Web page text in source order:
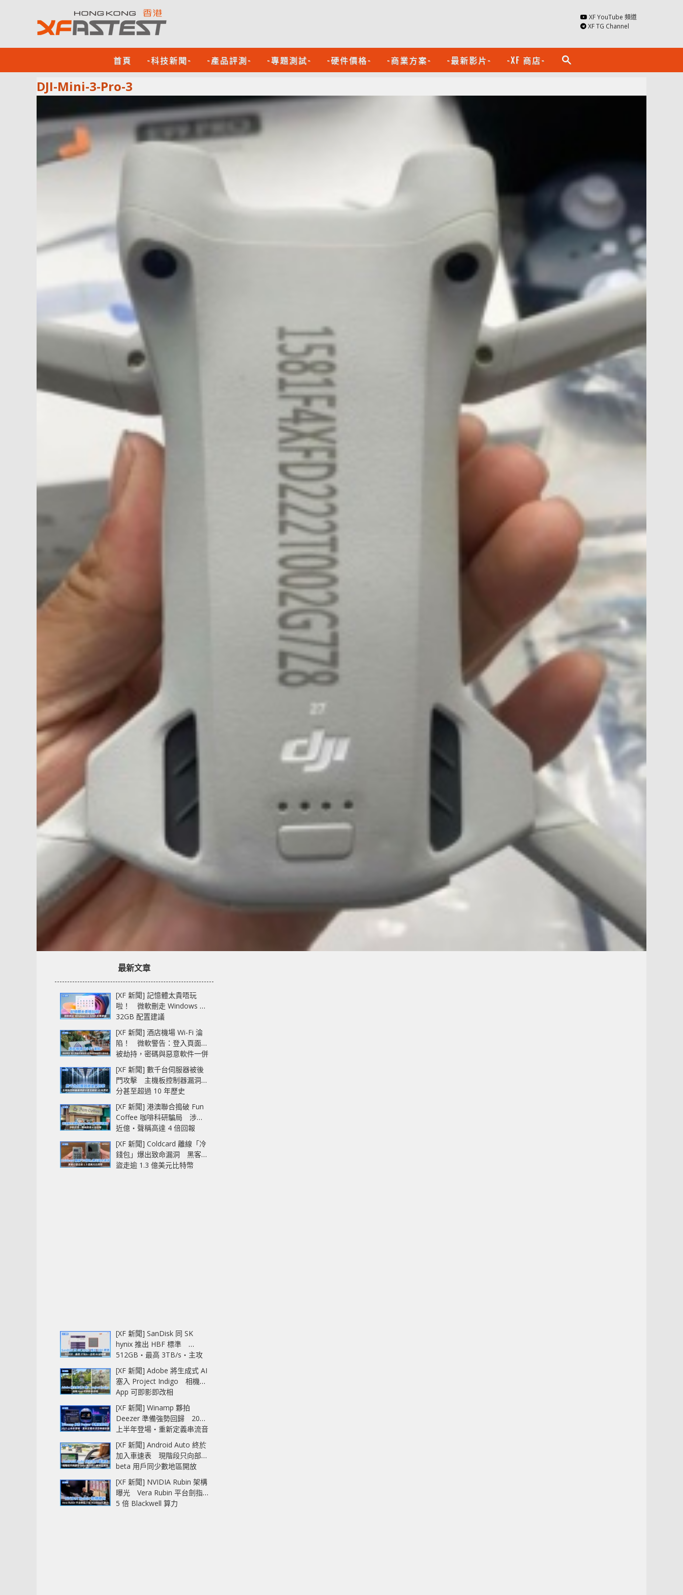
XF YouTube 頻道
XF TG Channel
首頁 -科技新聞- -產品評測- -專題測試- -硬件價格- -商業方案- -最新影片- -XF 商店- search
DJI-Mini-3-Pro-3
最新文章
[XF 新聞] 記憶體太貴唔玩
啦！ 微軟刪走 Windows 11
32GB 配置建議
[XF 新聞] 酒店機場 Wi-Fi 淪
陷！ 微軟警告：登入頁面可
被劫持，密碼與惡意軟件一併
中招
[XF 新聞] 數千台伺服器被後
門攻擊 主機板控制器漏洞部
分甚至超過 10 年歷史
[XF 新聞] 港澳聯合搗破 Fun
Coffee 咖啡科研騙局 涉款
近億‧聲稱高達 4 倍回報
[XF 新聞] Coldcard 離線「冷
錢包」爆出致命漏洞 黑客已
盜走逾 1.3 億美元比特幣
[XF 新聞] SanDisk 同 SK
hynix 推出 HBF 標準
512GB‧最高 3TB/s‧主攻
AI 記憶體
[XF 新聞] Adobe 將生成式 AI
塞入 Project Indigo 相機
App 可即影即改相
[XF 新聞] Winamp 夥拍
Deezer 準備強勢回歸 2027
上半年登場‧重新定義串流音
樂播放器
[XF 新聞] Android Auto 終於
加入車速表 現階段只向部分
beta 用戶同少數地區開放
[XF 新聞] NVIDIA Rubin 架構
曝光 Vera Rubin 平台劍指
5 倍 Blackwell 算力